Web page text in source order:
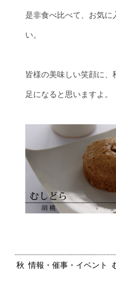
是非食べ比べて、お気に
い。
皆様の美味しい笑顔に、
足になると思いますよ。
秋 情報・催事・イベント